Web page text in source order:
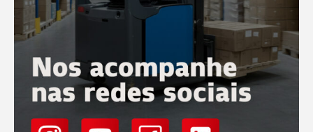
20 Maio
Como escolher o tipo certo de empilhadeiras para
uma operação de médio p...
Escolher o equipamento ideal para a movimentação de
materiais é um dos pilares da eficiência logística. Em